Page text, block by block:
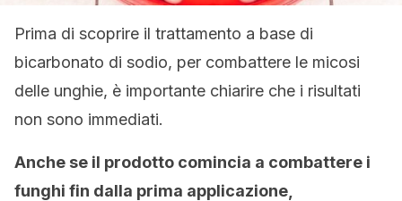
Prima di scoprire il trattamento a base di
bicarbonato di sodio, per combattere le micosi
delle unghie, è importante chiarire che i risultati
non sono immediati.
Anche se il prodotto comincia a combattere i
funghi fin dalla prima applicazione,